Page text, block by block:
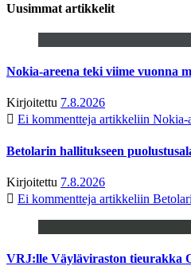
Uusimmat artikkelit
Nokia-areena teki viime vuonna
Kirjoitettu 7.8.2026
Ei kommentteja artikkeliin Nokia-
Betolarin hallitukseen
Kirjoitettu 7.8.2026
Ei kommentteja artikkeliin
VRJ:lle Väyläviraston tieurakka